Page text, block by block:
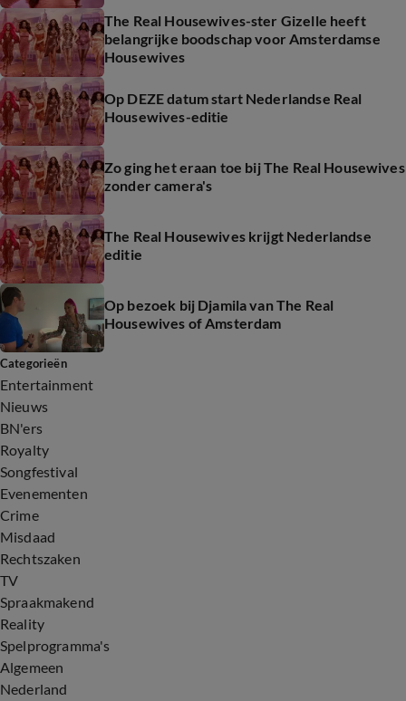
The Real Housewives-ster Gizelle heeft
belangrijke boodschap voor Amsterdamse
Housewives
Op DEZE datum start Nederlandse Real
Housewives-editie
Zo ging het eraan toe bij The Real Housewives
zonder camera's
The Real Housewives krijgt Nederlandse
editie
Op bezoek bij Djamila van The Real
Housewives of Amsterdam
Categorieën
Entertainment
Nieuws
BN'ers
Royalty
Songfestival
Evenementen
Crime
Misdaad
Rechtszaken
TV
Spraakmakend
Reality
Spelprogramma's
Algemeen
Nederland